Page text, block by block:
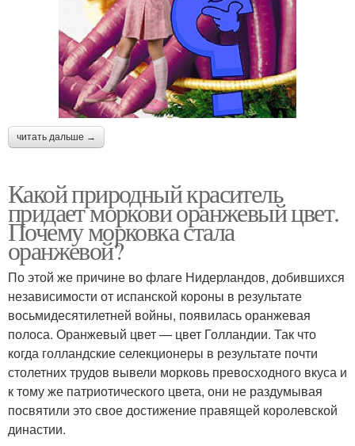
читать дальше →
Какой природный краситель
придает моркови оранжевый цвет.
Почему морковка стала
оранжевой?
По этой же причине во флаге Нидерландов, добившихся
независимости от испанской короны в результате
восьмидесятилетней войны, появилась оранжевая
полоса. Оранжевый цвет — цвет Голландии. Так что
когда голландские селекционеры в результате почти
столетних трудов вывели морковь превосходного вкуса и
к тому же патриотического цвета, они не раздумывая
посвятили это свое достижение правящей королевской
династии.